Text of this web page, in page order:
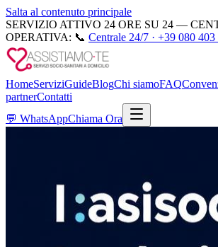
Salta al contenuto principale
SERVIZIO ATTIVO 24 ORE SU 24 —
OPERATIVA: 📞 Centrale 24/7 · +39 080 403
HomeServiziGuideBlogChi siamoFAQ
partnerContatti
💬 WhatsAppChiama Ora